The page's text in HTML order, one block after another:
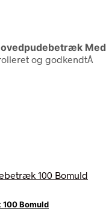
Med
og godkendtÂ
100 Bomuld